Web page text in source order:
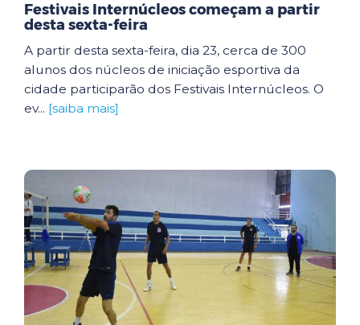
Festivais Internúcleos começam a partir
desta sexta-feira
A partir desta sexta-feira, dia 23, cerca de 300
alunos dos núcleos de iniciação esportiva da
cidade participarão dos Festivais Internúcleos. O
ev... [saiba mais]